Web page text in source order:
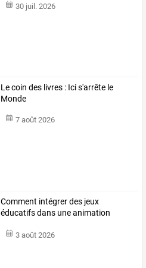
30 juil. 2026
Le coin des livres : Ici s'arrête le
Monde
7 août 2026
Comment intégrerdes jeux
éducatifsdans uneanimation
3 août 2026